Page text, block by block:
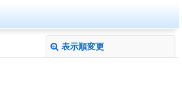
表示順変更